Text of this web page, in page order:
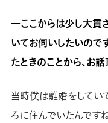
―ここからは少し大貫
いてお伺いしたいので
たときのことから、お
当時僕は離婚をしてい
ろに住んでいたんです